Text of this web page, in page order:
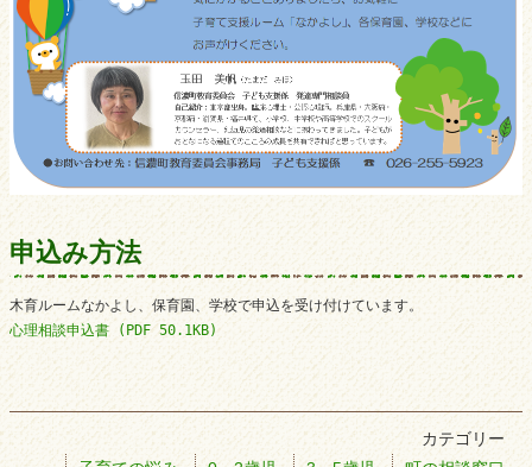
申込み方法
心理相談申込書 (PDF 50.1KB)
カテゴリー